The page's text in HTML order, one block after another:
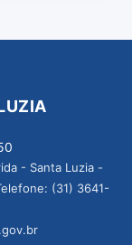
- Santa Luzia -
(31) 3641-